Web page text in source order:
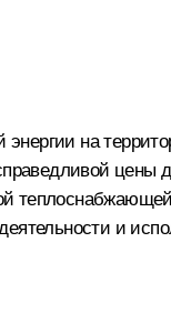
энергии на
цены
и